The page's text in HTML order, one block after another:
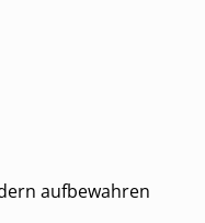
aufbewahren